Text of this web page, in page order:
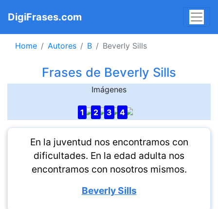
DigiFrases.com
Home Autores B Beverly Sills
Frases de Beverly Sills
Imágenes
1 2 3 4
En la juventud nos encontramos con
dificultades. En la edad adulta nos
encontramos con nosotros mismos.
Beverly Sills